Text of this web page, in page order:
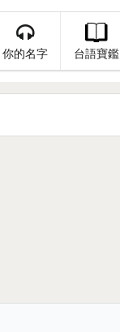
你的名字 台語寶鑑